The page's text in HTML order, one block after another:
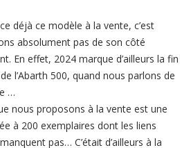
déjà ce modèle à la vente, c’est
absolument pas de son côté
En effet, 2024 marque d’ailleurs la fin
l’Abarth 500, quand nous parlons de
…
nous proposons à la vente est une
à 200 exemplaires dont les liens
pas… C’était d’ailleurs à la